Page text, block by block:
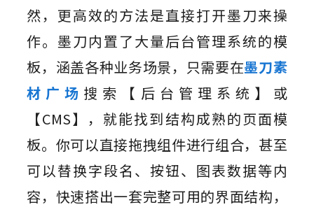
然，更高效的方法是直接打开墨刀来操
作。墨刀内置了大量后台管理系统的模
板，涵盖各种业务场景，只需要在墨刀素
材广场 搜索【后台管理系统】或
【CMS】，就能找到结构成熟的页面模
板。你可以直接拖拽组件进行组合，甚至
可以替换字段名、按钮、图表数据等内
容，快速搭出一套完整可用的界面结构，